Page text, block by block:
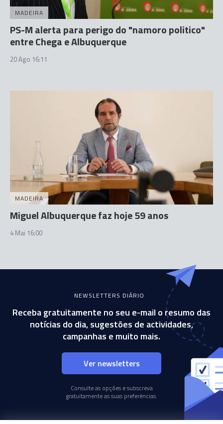
MADEIRA
PS-M alerta para perigo do "namoro politico"
entre Chega e Albuquerque
20 Ago 16:11
MADEIRA
Miguel Albuquerque faz hoje 59 anos
4 Mai 16:00
NEWSLETTERS DIÁRIO
Receba gratuitamente no seu e-mail o resumo das
notícias do dia, sugestões de actividades,
campanhas e muito mais.
Ver newsletters
Consulte as opções e subscreva
gratuitamente as suas preferências.